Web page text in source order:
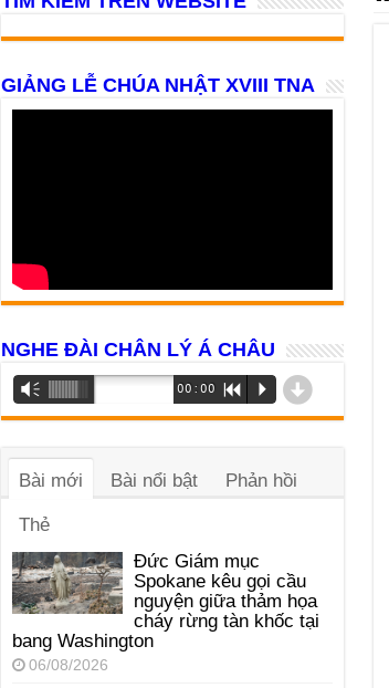
GIẢNG LỄ CHÚA NHẬT XVIII TNA
NGHE ĐÀI CHÂN LÝ Á CHÂU
Trình
phát
âm
Vm 00:00 R P d
Bài mới Bài nổi bật Phản hồi
Thẻ
Đức Giám mục
Spokane kêu gọi cầu
nguyện giữa thảm họa
cháy rừng tàn khốc tại
bang Washington
06/08/2026